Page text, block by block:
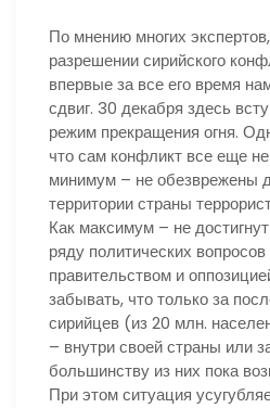
По мнению многих
разрешении сирийского
впервые за все его время
сдвиг. 30 декабря здесь
режим прекращения огня.
что сам конфликт все еще
минимум – не обезврежены
территории страны
Как максимум – не
ряду политических
правительством и
забывать, что только за
сирийцев (из 20 млн.
– внутри своей страны или
большинству из них пока
При этом ситуация